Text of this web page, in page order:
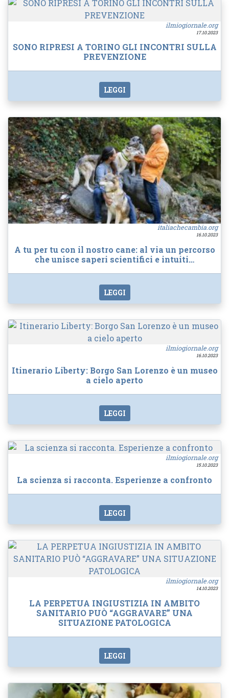
ilmiogiornale.org
17.10.2023
SONO RIPRESI A TORINO GLI INCONTRI SULLA
PREVENZIONE
LEGGI
italiachecambia.org
16.10.2023
A tu per tu con il nostro cane: al via un percorso
che unisce saperi scientifici e intuiti…
LEGGI
ilmiogiornale.org
16.10.2023
Itinerario Liberty: Borgo San Lorenzo è un museo
a cielo aperto
LEGGI
ilmiogiornale.org
15.10.2023
La scienza si racconta. Esperienze a confronto
LEGGI
ilmiogiornale.org
14.10.2023
LA PERPETUA INGIUSTIZIA IN AMBITO
SANITARIO PUÒ “AGGRAVARE” UNA
SITUAZIONE PATOLOGICA
LEGGI